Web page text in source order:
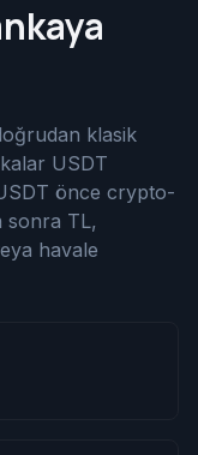
klasik
USDT
önce crypto-
sonra TL,
havale